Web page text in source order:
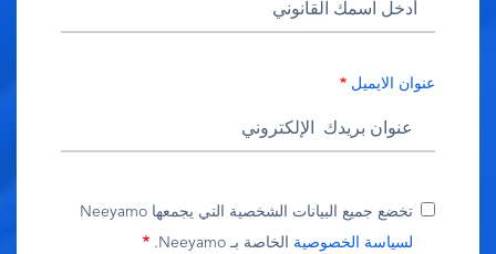
عنوان الايميل
تخضع جميع البيانات الشخصية التي يجمعها Neeyamo
لسياسة الخصوصية
الخاصة بـ Neeyamo.